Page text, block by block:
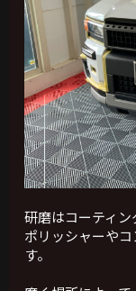
研磨はコーティ
ポリッシャーや
す。